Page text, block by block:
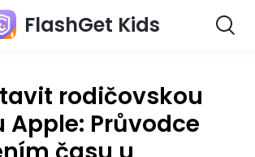
FlashGet Kids
rodičovskou
Apple: Průvodce